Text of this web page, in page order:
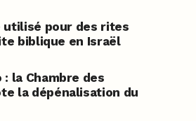
utilisé pour des rites
biblique en Israël
la Chambre des
la dépénalisation du